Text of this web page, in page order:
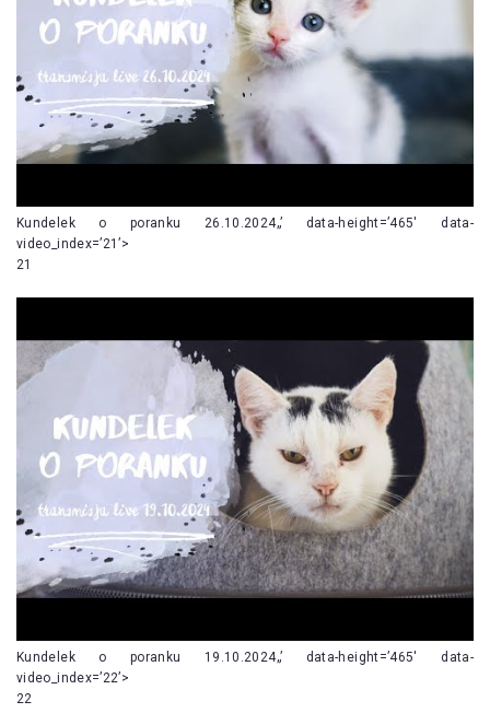
Kundelek o poranku 26.10.2024„’ data-height=’465′ data-
video_index=’21’>
21
Kundelek o poranku 19.10.2024„’ data-height=’465′ data-
video_index=’22’>
22